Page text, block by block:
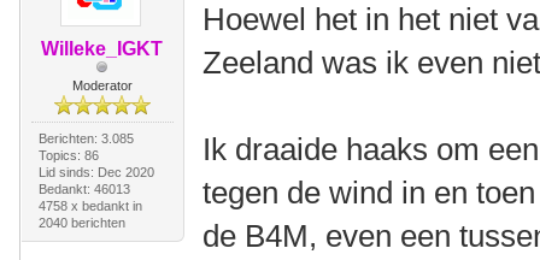
Willeke_IGKT
Moderator
Berichten: 3.085
Topics: 86
Lid sinds: Dec 2020
Bedankt: 46013
4758 x bedankt in
2040 berichten
Hoewel het in het niet
Zeeland was ik even
Ik draaide haaks om
tegen de wind in en
de B4M, even een